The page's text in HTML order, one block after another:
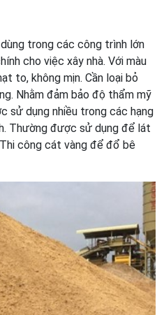
trong các công trình lớn
cho việc xây nhà. Với màu
to, không mịn. Cần loại bỏ
Nhằm đảm bảo độ thẩm mỹ
sử dụng nhiều trong các hạng
Thường được sử dụng để lát
công cát vàng để đổ bê